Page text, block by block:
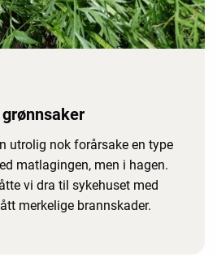
utrolig nok forårsake en type
matlagingen, men i hagen.
vi dra til sykehuset med
merkelige brannskader.